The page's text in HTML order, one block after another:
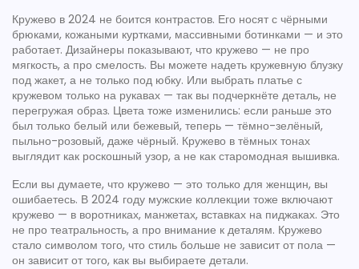
Кружево в 2024 не боится контрастов. Его носят с чёрными
брюками, кожаными куртками, массивными ботинками — и это
работает. Дизайнеры показывают, что кружево — не про
мягкость, а про смелость. Вы можете надеть кружевную блузку
под жакет, а не только под юбку. Или выбрать платье с
кружевом только на рукавах — так вы подчеркнёте деталь, не
перегружая образ. Цвета тоже изменились: если раньше это
был только белый или бежевый, теперь — тёмно-зелёный,
пыльно-розовый, даже чёрный. Кружево в тёмных тонах
выглядит как роскошный узор, а не как старомодная вышивка.
Если вы думаете, что кружево — это только для женщин, вы
ошибаетесь. В 2024 году мужские коллекции тоже включают
кружево — в воротниках, манжетах, вставках на пиджаках. Это
не про театральность, а про внимание к деталям. Кружево
стало символом того, что стиль больше не зависит от пола —
он зависит от того, как вы выбираете детали.